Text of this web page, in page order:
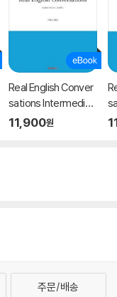
Real English Conver
sations Intermediat
e Level 1
11,900원
주문/배송